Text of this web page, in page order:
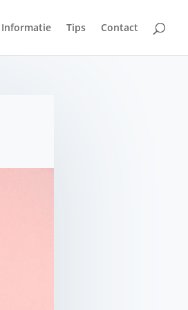
Informatie Tips Contact